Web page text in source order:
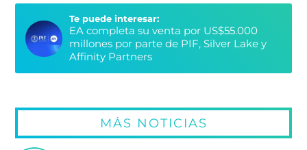
Te puede interesar:
EA completa su venta por US$55.000
millones por parte de PIF, Silver Lake y
Affinity Partners
MÁS NOTICIAS